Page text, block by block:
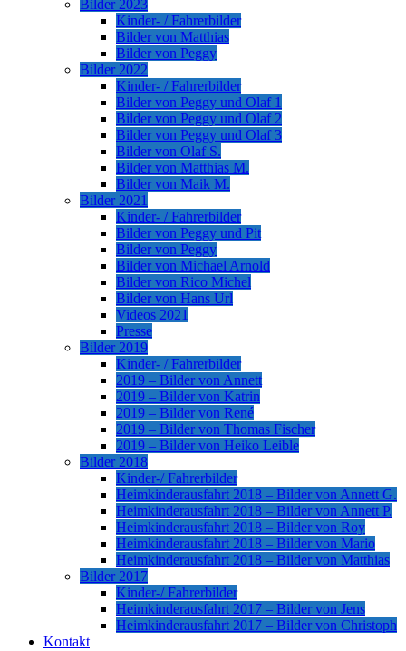
Bilder 2023
Kinder- / Fahrerbilder
Bilder von Matthias
Bilder von Peggy
Bilder 2022
Kinder- / Fahrerbilder
Bilder von Peggy und Olaf 1
Bilder von Peggy und Olaf 2
Bilder von Peggy und Olaf 3
Bilder von Olaf S.
Bilder von Matthias M.
Bilder von Maik M.
Bilder 2021
Kinder- / Fahrerbilder
Bilder von Peggy und Pit
Bilder von Peggy
Bilder von Michael Arnold
Bilder von Rico Michel
Bilder von Hans Url
Videos 2021
Presse
Bilder 2019
Kinder- / Fahrerbilder
2019 – Bilder von Annett
2019 – Bilder von Katrin
2019 – Bilder von René
2019 – Bilder von Thomas Fischer
2019 – Bilder von Heiko Leible
Bilder 2018
Kinder-/ Fahrerbilder
Heimkinderausfahrt 2018 – Bilder von Annett G.
Heimkinderausfahrt 2018 – Bilder von Annett P.
Heimkinderausfahrt 2018 – Bilder von Roy
Heimkinderausfahrt 2018 – Bilder von Mario
Heimkinderausfahrt 2018 – Bilder von Matthias
Bilder 2017
Kinder-/ Fahrerbilder
Heimkinderausfahrt 2017 – Bilder von Jens
Heimkinderausfahrt 2017 – Bilder von Christoph
Kontakt